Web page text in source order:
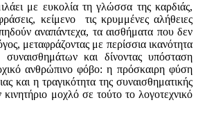
με ευκολία τη γλώσσα της καρδιάς,
κείμενο τις κρυμμένες αλήθειες
αναπάντεχα, τα αισθήματα που δεν
μεταφράζοντας με περίσσια ικανότητα
και δίνοντας υπόσταση
ανθρώπινο φόβο: η πρόσκαιρη φύση
και η τραγικότητα της συναισθηματικής
κινητήριο μοχλό σε τούτο το λογοτεχνικό